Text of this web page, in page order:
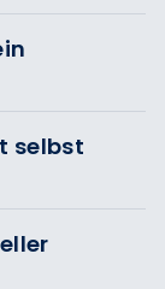
selbst